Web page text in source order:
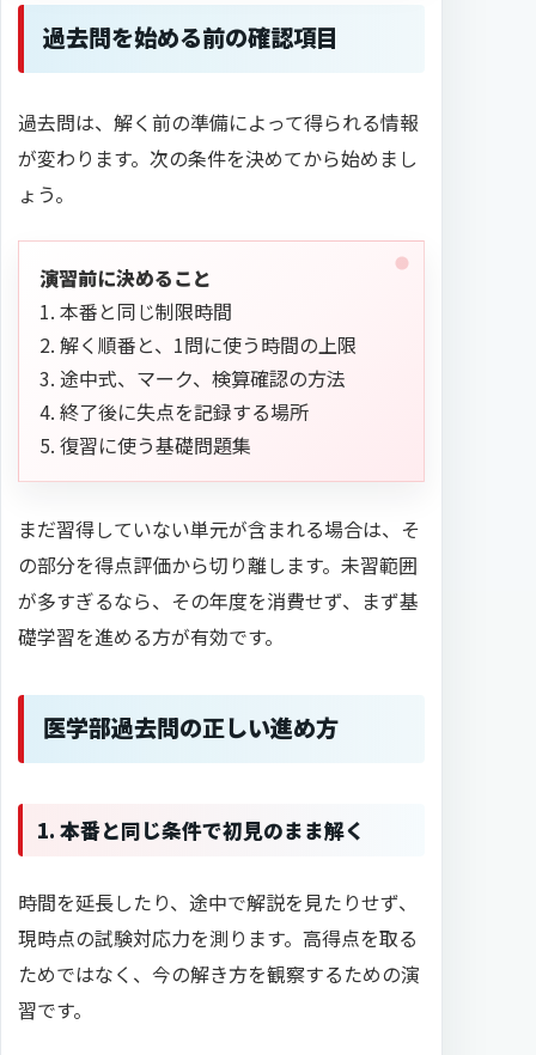
過去問を始める前の確認項目
過去問は、解く前の準備によって得られる情報
が変わります。次の条件を決めてから始めまし
ょう。
演習前に決めること
1. 本番と同じ制限時間
2. 解く順番と、1問に使う時間の上限
3. 途中式、マーク、検算確認の方法
4. 終了後に失点を記録する場所
5. 復習に使う基礎問題集
まだ習得していない単元が含まれる場合は、そ
の部分を得点評価から切り離します。未習範囲
が多すぎるなら、その年度を消費せず、まず基
礎学習を進める方が有効です。
医学部過去問の正しい進め方
1. 本番と同じ条件で初見のまま解く
時間を延長したり、途中で解説を見たりせず、
現時点の試験対応力を測ります。高得点を取る
ためではなく、今の解き方を観察するための演
習です。